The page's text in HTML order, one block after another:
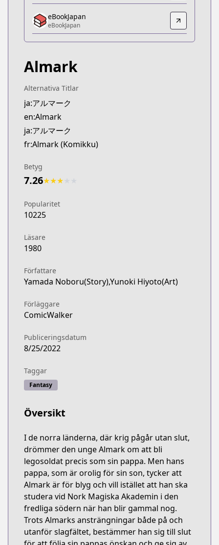
Anime-Planet
https://www.anime-planet.com/manga/almark
eBookJapan
eBookJapan
Official Raw
https://comic-walker.com/contents/detail/
Kitsu
Kitsu
MangaUpdates
MangaUpdates
novelUpdates
novelUpdates
Book☆Walker
Book☆Walker
eBookJapan
eBookJapan
Almark
Alternativa Titlar
ja:アルマーク
en:Almark
ja:アルマーク
fr:Almark (Komikku)
Betyg
7.26★★★
Popularitet
10225
Läsare
1980
Författare
Yamada Noboru(Story),Yunoki Hiyoto(Art)
Förläggare
ComicWalker
Publiceringsdatum
8/25/2022
Taggar
Fantasy
Översikt
I de norra länderna, där krig pågår utan slut,
drömmer den unge Almark om att bli
legosoldat precis som sin pappa. Men hans
pappa, som är orolig för sin son, tycker att
Almark är för blyg och vill istället att han ska
studera vid Nork Magiska Akademin i den
fredliga södern när han blir gammal nog.
Trots Almarks ansträngningar både på och
utanför slagfältet, bestämmer han sig till slut